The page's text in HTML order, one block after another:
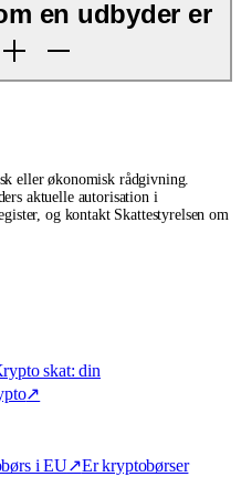
en udbyder er
eller økonomisk rådgivning.
aktuelle autorisation i
og kontakt Skattestyrelsen om
skat: din
↗
i EU↗Er kryptobørser